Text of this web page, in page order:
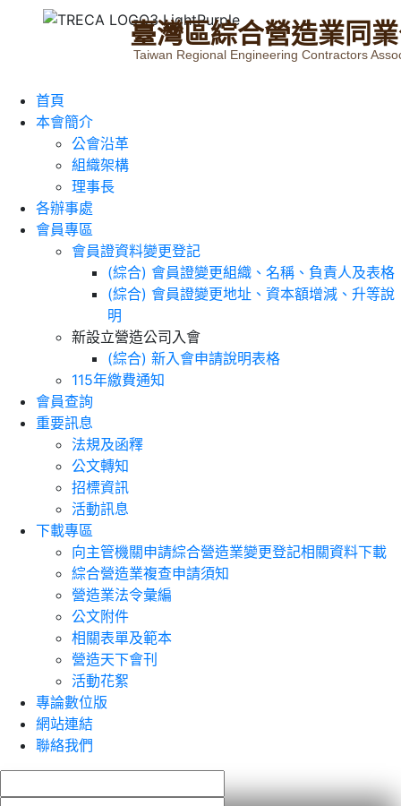
臺灣區綜合營造業同業
Taiwan Regional Engineering Contractors
首頁
本會簡介
公會沿革
組織架構
理事長
各辦事處
會員專區
會員證資料變更登記
(綜合) 會員證變更組織、名稱、負責人及表格
(綜合) 會員證變更地址、資本額增減、升等說
明
新設立營造公司入會
(綜合) 新入會申請說明表格
115年繳費通知
會員查詢
重要訊息
法規及函釋
公文轉知
招標資訊
活動訊息
下載專區
向主管機關申請綜合營造業變更登記相關資料下載
綜合營造業複查申請須知
營造業法令彙編
公文附件
相關表單及範本
營造天下會刊
活動花絮
專論數位版
網站連結
聯絡我們